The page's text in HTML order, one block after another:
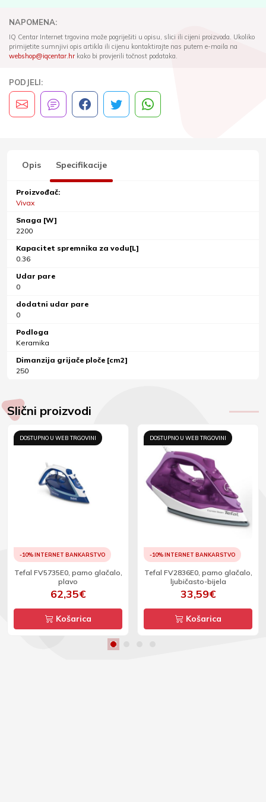
NAPOMENA:
IQ Centar Internet trgovina može pogriješiti u opisu, slici ili cijeni proizvoda. Ukoliko
primijetite sumnjivi opis artikla ili cijenu kontaktirajte nas putem e-maila na
webshop@iqcentar.hrkako bi provjerili točnost podataka.
PODJELI:
Opis Specifikacije
Proizvođač:
Vivax
Snaga [W]
2200
Kapacitet spremnika za vodu[L]
0.36
Udar pare
0
dodatni udar pare
0
Podloga
Keramika
Dimanzija grijače ploče [cm2]
250
Slični proizvodi
DOSTUPNO U WEB TRGOVINI
-10% INTERNET BANKARSTVO
Tefal FV5735E0, parno glačalo,
plavo
62,35€
Košarica
DOSTUPNO U WEB TRGOVINI
-10% INTERNET BANKARSTVO
Tefal FV2836E0, parno glačalo,
ljubičasto-bijela
33,59€
Košarica